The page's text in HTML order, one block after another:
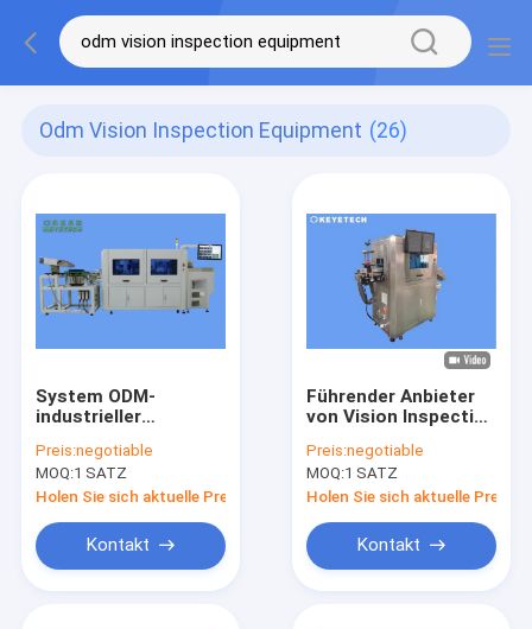
Odm Vision Inspection Equipment (26)
System ODM-
industrieller
automatischen
Inspektions-
Ausrüstungs-
Elektrolytkondensator
Preis:negotiable
MOQ:1 SATZ
Holen Sie sich aktuelle Preis
Kontakt
Führender Anbieter
von Vision Inspection
FMCG-
Verbraucherbranche
Preis:negotiable
MOQ:1 SATZ
Holen Sie sich aktuelle Preis
Kontakt